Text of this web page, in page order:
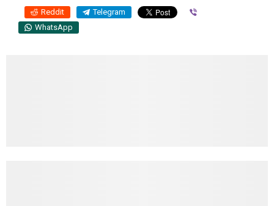
Reddit Telegram
WhatsApp